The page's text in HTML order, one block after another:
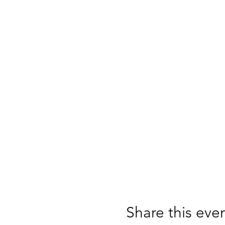
Share this